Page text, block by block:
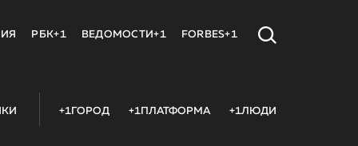
РБК+1 ВЕДОМОСТИ+1 FORBES+1
+1ГОРОД +1ПЛАТФОРМА +1ЛЮДИ